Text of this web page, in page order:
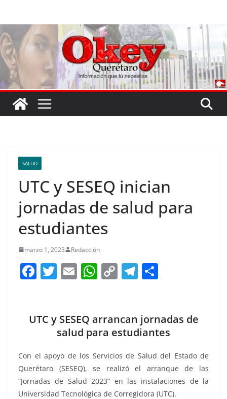
contenido
SALUD
UTC y SESEQ inician
jornadas de salud para
estudiantes
marzo 1, 2023 Redacción
F
e
o
o
k
T
er
E
l
W
s
A
p
p
C
y
Li
n
k
T
gr
a
m
e
UTC y SESEQ arrancan jornadas de
salud para estudiantes
Con el apoyo de los Servicios de Salud del Estado de
Querétaro (SESEQ), se realizó el arranque de las
“Jornadas de Salud 2023” en las instalaciones de la
Universidad Tecnológica de Corregidora (UTC).